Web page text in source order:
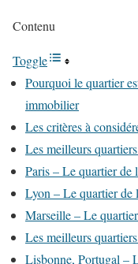
Contenu
Toggle
Pourquoi le quartier
immobilier
Les critères à
Les meilleurs
Paris – Le quartier de
Lyon – Le quartier de
Marseille – Le
Les meilleurs
Lisbonne, Portugal –